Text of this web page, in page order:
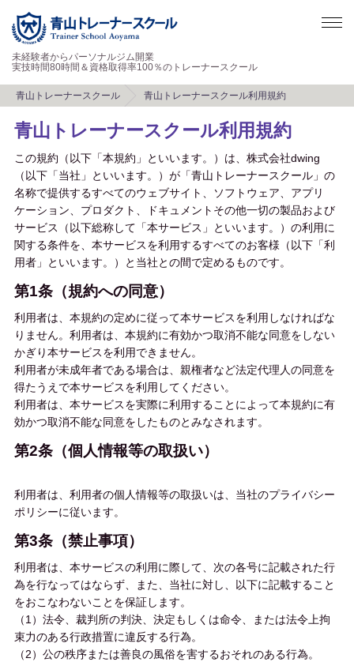
未経験者からパーソナルジム開業
実技時間80時間＆資格取得率100％のトレーナースクール
青山トレーナースクール 青山トレーナースクール利用規約
青山トレーナースクール利用規約
この規約（以下「本規約」といいます。）は、株式会社dwing
（以下「当社」といいます。）が「青山トレーナースクール」の
名称で提供するすべてのウェブサイト、ソフトウェア、アプリ
ケーション、プロダクト、ドキュメントその他一切の製品および
サービス（以下総称して「本サービス」といいます。）の利用に
関する条件を、本サービスを利用するすべてのお客様（以下「利
用者」といいます。）と当社との間で定めるものです。
第1条（規約への同意）
利用者は、本規約の定めに従って本サービスを利用しなければな
りません。利用者は、本規約に有効かつ取消不能な同意をしない
かぎり本サービスを利用できません。
利用者が未成年者である場合は、親権者など法定代理人の同意を
得たうえで本サービスを利用してください。
利用者は、本サービスを実際に利用することによって本規約に有
効かつ取消不能な同意をしたものとみなされます。
第2条（個人情報等の取扱い）
利用者は、利用者の個人情報等の取扱いは、当社のプライバシー
ポリシーに従います。
第3条（禁止事項）
利用者は、本サービスの利用に際して、次の各号に記載された行
為を行なってはならず、また、当社に対し、以下に記載すること
をおこなわないことを保証します。
（1）法令、裁判所の判決、決定もしくは命令、または法令上拘
束力のある行政措置に違反する行為。
（2）公の秩序または善良の風俗を害するおそれのある行為。